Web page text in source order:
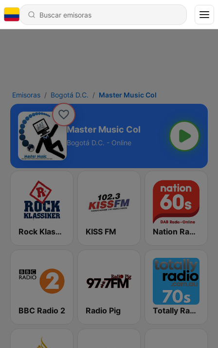
Emisoras Bogotá D.C. Master Music Col
Master Music Col
Bogotá D.C. - Online
Rock Klassiker KISS FM Nation Radio 60s
BBC Radio 2 Radio Pig Totally Radio 70s